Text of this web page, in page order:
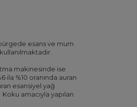
esans ve mum
makinesinde ise
ila %10 oranında auran
esansiyel yağ
Koku amacıyla yapılan